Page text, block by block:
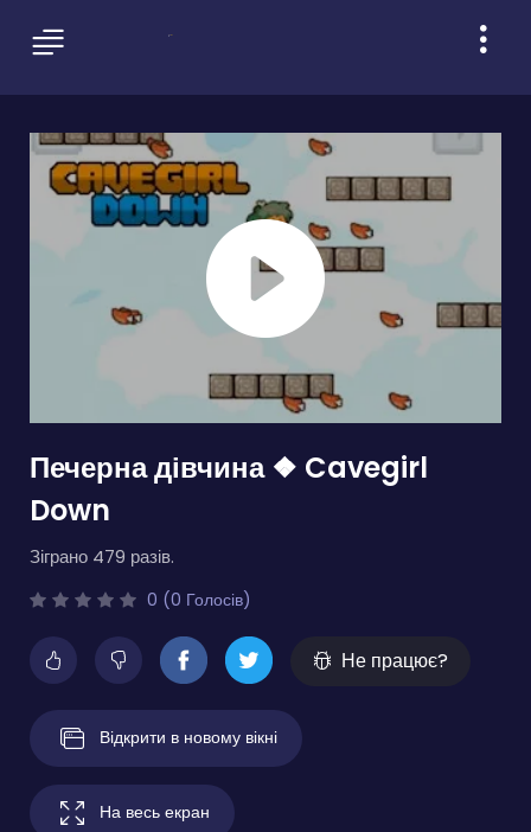
Печерна дівчина ❖ Cavegirl
Down
Зіграно 479 разів.
0 (0 Голосів)
Не працює?
Відкрити в новому вікні
На весь екран